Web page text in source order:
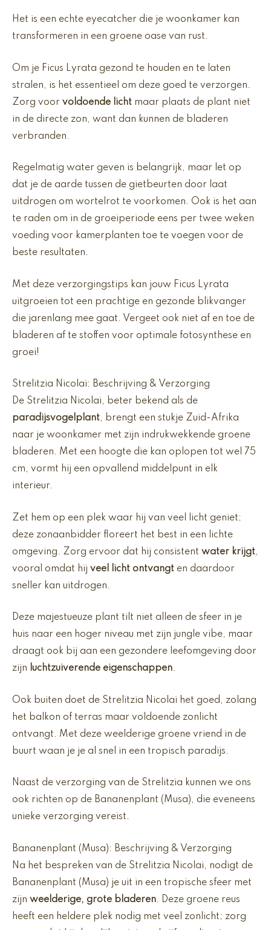
Het is een echte eyecatcher die je woonkamer kan
transformeren in een groene oase van rust.
Om je Ficus Lyrata gezond te houden en te laten
stralen, is het essentieel om deze goed te verzorgen.
Zorg voor voldoende licht maar plaats de plant niet
in de directe zon, want dan kunnen de bladeren
verbranden.
Regelmatig water geven is belangrijk, maar let op
dat je de aarde tussen de gietbeurten door laat
uitdrogen om wortelrot te voorkomen. Ook is het aan
te raden om in de groeiperiode eens per twee weken
voeding voor kamerplanten toe te voegen voor de
beste resultaten.
Met deze verzorgingstips kan jouw Ficus Lyrata
uitgroeien tot een prachtige en gezonde blikvanger
die jarenlang mee gaat. Vergeet ook niet af en toe de
bladeren af te stoffen voor optimale fotosynthese en
groei!
Strelitzia Nicolai: Beschrijving & Verzorging
De Strelitzia Nicolai, beter bekend als de
paradijsvogelplant, brengt een stukje Zuid-Afrika
naar je woonkamer met zijn indrukwekkende groene
bladeren. Met een hoogte die kan oplopen tot wel 75
cm, vormt hij een opvallend middelpunt in elk
interieur.
Zet hem op een plek waar hij van veel licht geniet;
deze zonaanbidder floreert het best in een lichte
omgeving. Zorg ervoor dat hij consistent water krijgt,
vooral omdat hij veel licht ontvangt en daardoor
sneller kan uitdrogen.
Deze majestueuze plant tilt niet alleen de sfeer in je
huis naar een hoger niveau met zijn jungle vibe, maar
draagt ook bij aan een gezondere leefomgeving door
zijn luchtzuiverende eigenschappen.
Ook buiten doet de Strelitzia Nicolai het goed, zolang
het balkon of terras maar voldoende zonlicht
ontvangt. Met deze weelderige groene vriend in de
buurt waan je je al snel in een tropisch paradijs.
Naast de verzorging van de Strelitzia kunnen we ons
ook richten op de Bananenplant (Musa), die eveneens
unieke verzorging vereist.
Bananenplant (Musa): Beschrijving & Verzorging
Na het bespreken van de Strelitzia Nicolai, nodigt de
Bananenplant (Musa) je uit in een tropische sfeer met
zijn weelderige, grote bladeren. Deze groene reus
heeft een heldere plek nodig met veel zonlicht; zorg